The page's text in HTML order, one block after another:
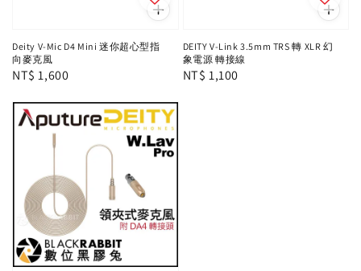
Deity V-Mic D4 Mini 迷你超心型指
向麥克風
Regular
NT$ 1,600
DEITY V-Link 3.5mm TRS 轉 XLR 幻
象電源 轉接線
Regular
NT$ 1,100